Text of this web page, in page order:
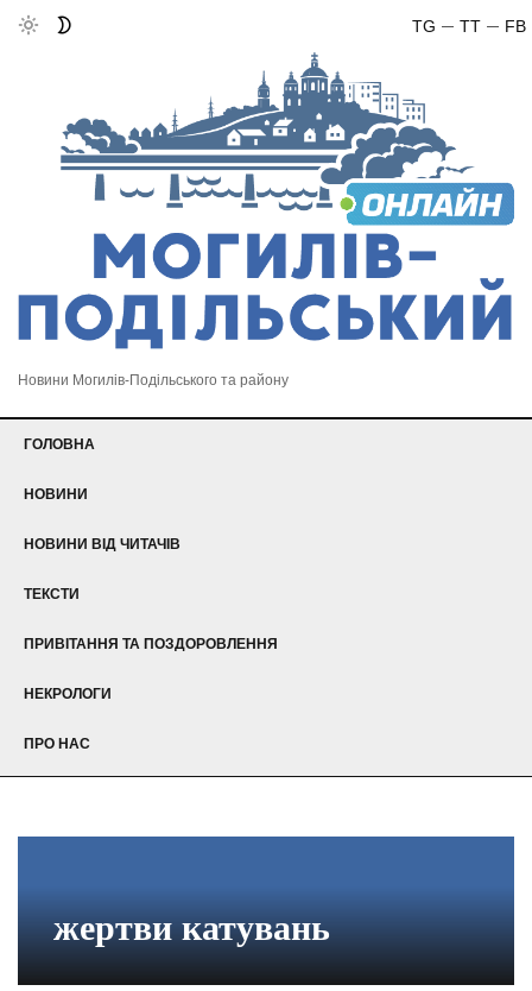
FB
TT
TG
Новини Могилів-Подільського та району
ГОЛОВНА
НОВИНИ
НОВИНИ ВІД ЧИТАЧІВ
ТЕКСТИ
ПРИВІТАННЯ ТА ПОЗДОРОВЛЕННЯ
НЕКРОЛОГИ
ПРО НАС
жертви катувань